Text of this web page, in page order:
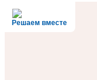
Решаем вместе